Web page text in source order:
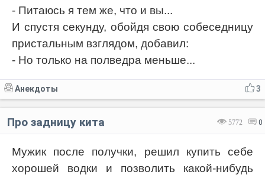
- Питаюсь я тем же, что и вы...
И спустя секунду, обойдя свою собеседницу
пристальным взглядом, добавил:
- Но только на полведра меньше...
3
Анекдоты
5772 0
Про задницу кита
Мужик после получки, решил купить себе
хорошей водки и позволить какой-нибудь